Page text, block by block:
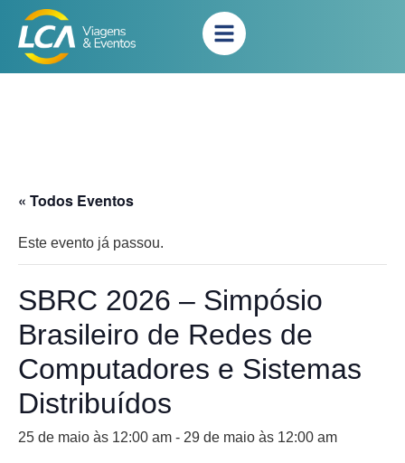
« Todos Eventos
Este evento já passou.
SBRC 2026 – Simpósio
Brasileiro de Redes de
Computadores e Sistemas
Distribuídos
25 de maio às 12:00 am - 29 de maio às 12:00 am